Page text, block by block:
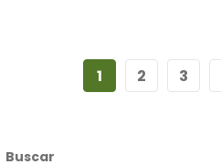
1 2 3
Buscar